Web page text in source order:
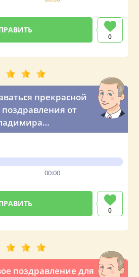
0
прекрасной
от
Путина
00:00
0
поздравление для